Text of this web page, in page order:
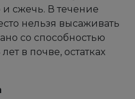
и сжечь. В течение
нельзя высаживать
со способностью
в почве, остатках